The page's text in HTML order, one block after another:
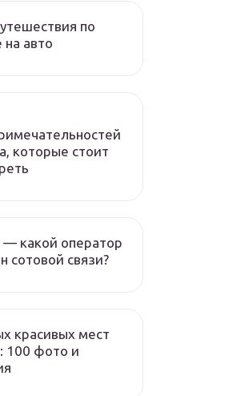
по
авто
которые стоит
— какой оператор
сотовой связи?
красивых мест
100 фото и